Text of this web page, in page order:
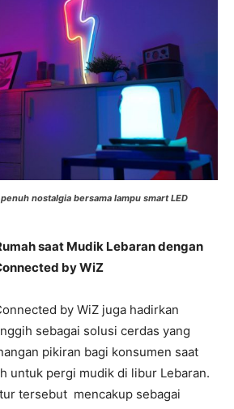
nostalgia bersama lampu smart LED
saat Mudik Lebaran dengan
by WiZ
by WiZ juga hadirkan
sebagai solusi cerdas yang
pikiran bagi konsumen saat
untuk pergi mudik di libur Lebaran.
tersebut mencakup sebagai